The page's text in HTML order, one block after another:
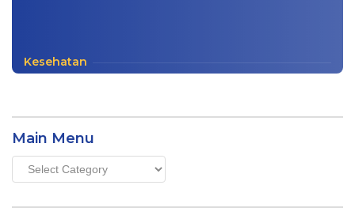
Kesehatan
Main Menu
Main
Menu